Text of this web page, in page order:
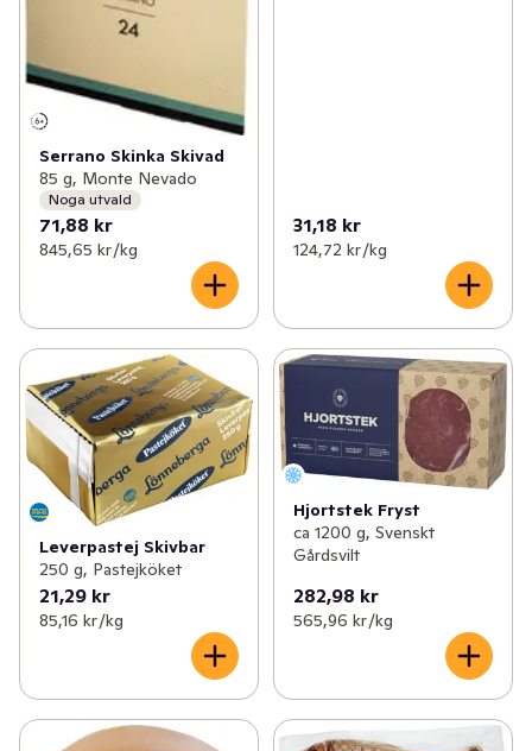
Serrano Skinka Skivad
85 g, Monte Nevado
Noga utvald
71,88 kr
845,65 kr /kg
31,18 kr
124,72 kr /kg
Leverpastej Skivbar
250 g, Pastejköket
21,29 kr
85,16 kr /kg
Hjortstek Fryst
ca 1200 g, Svenskt
Gårdsvilt
282,98 kr
565,96 kr /kg